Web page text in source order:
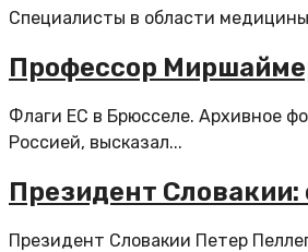
Специалисты в области
Профессор
Флаги ЕС в Брюсселе. Архивное
Россией, высказал...
Президент
Президент Словакии Петер